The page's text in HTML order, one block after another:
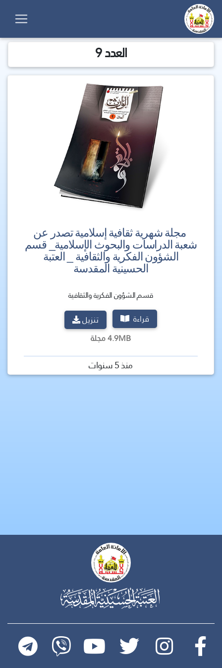
العدد 9
مجلة شهرية ثقافية إسلامية تصدر عن
شعبة الدراسات والبحوث الإسلامية_ قسم
الشؤون الفكرية والثقافية _ العتبة
الحسينية المقدسة
قسم الشؤون الفكرية والثقافية
قراءة
تنزيل
4.9MB مجلة
منذ 5 سنوات